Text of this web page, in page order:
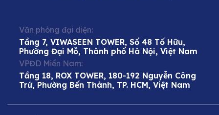
Văn phòng đại diện:
Tầng 7, VIWASEEN TOWER, Số 48 Tố Hữu,
Phường Đại Mỗ, Thành phố Hà Nội, Việt Nam
VPĐD Miền Nam:
Tầng 18, ROX TOWER, 180-192 Nguyễn Công
Trứ, Phường Bến Thành, TP. HCM, Việt Nam